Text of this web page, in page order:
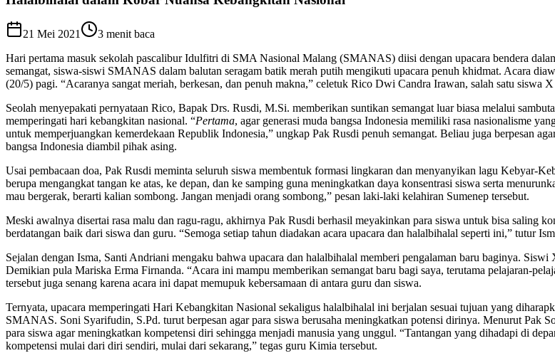
21 Mei 2021 3 menit baca
Hari pertama masuk sekolah pascalibur Idulfitri di SMA Nasional Malang (SMANAS) diisi dengan upacara bendera
semangat, siswa-siswi SMANAS dalam balutan seragam batik merah putih mengikuti upacara penuh khidmat. Acara
(20/5) pagi. “Acaranya sangat meriah, berkesan, dan penuh makna,” celetuk Rico Dwi Candra Irawan, salah satu siswa X
Seolah menyepakati pernyataan Rico, Bapak Drs. Rusdi, M.Si. memberikan suntikan semangat luar biasa melalui
memperingati hari kebangkitan nasional. “Pertama, agar generasi muda bangsa Indonesia memiliki rasa nasionalisme
untuk memperjuangkan kemerdekaan Republik Indonesia,” ungkap Pak Rusdi penuh semangat. Beliau juga berpesan
bangsa Indonesia diambil pihak asing.
Usai pembacaan doa, Pak Rusdi meminta seluruh siswa membentuk formasi lingkaran dan menyanyikan lagu Kebyar-
berupa mengangkat tangan ke atas, ke depan, dan ke samping guna meningkatkan daya konsentrasi siswa serta
mau bergerak, berarti kalian sombong. Jangan menjadi orang sombong,” pesan laki-laki kelahiran Sumenep tersebut.
Meski awalnya disertai rasa malu dan ragu-ragu, akhirnya Pak Rusdi berhasil meyakinkan para siswa untuk bisa saling
berdatangan baik dari siswa dan guru. “Semoga setiap tahun diadakan acara upacara dan halalbihalal seperti ini,” tutur
Sejalan dengan Isma, Santi Andriani mengaku bahwa upacara dan halalbihalal memberi pengalaman baru baginya.
Demikian pula Mariska Erma Firnanda. “Acara ini mampu memberikan semangat baru bagi saya, terutama pelajaran-
tersebut juga senang karena acara ini dapat memupuk kebersamaan di antara guru dan siswa.
Ternyata, upacara memperingati Hari Kebangkitan Nasional sekaligus halalbihalal ini berjalan sesuai tujuan yang
SMANAS. Soni Syarifudin, S.Pd. turut berpesan agar para siswa berusaha meningkatkan potensi dirinya. Menurut Pak
para siswa agar meningkatkan kompetensi diri sehingga menjadi manusia yang unggul. “Tantangan yang dihadapi di
kompetensi mulai dari diri sendiri, mulai dari sekarang,” tegas guru Kimia tersebut.